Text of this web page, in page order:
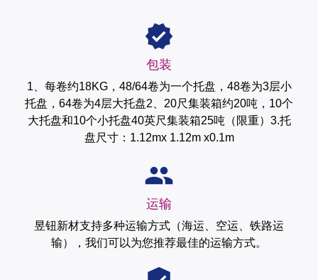
包装
1、每卷约18KG，48/64卷为一个托盘，48卷为3层小
托盘，64卷为4层大托盘2、20尺集装箱约20吨，10个
大托盘和10个小托盘40英尺集装箱25吨（限重）3.托
盘尺寸：1.12mx 1.12m x0.1m
运输
昱钮新材支持多种运输方式（海运、空运、铁路运
输），我们可以为您推荐最佳的运输方式。